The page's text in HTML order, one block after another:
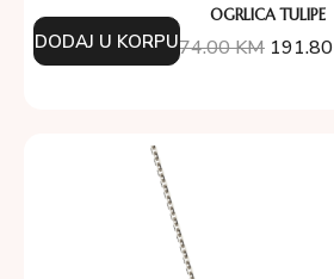
OGRLICA TULIPE
274.00KM 191.80
DODAJ U KORPU